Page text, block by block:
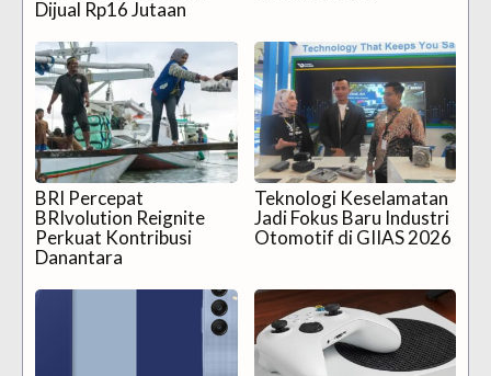
Dijual Rp16 Jutaan
BRI Percepat
BRIvolution Reignite
Perkuat Kontribusi
Danantara
Teknologi Keselamatan
Jadi Fokus Baru Industri
Otomotif di GIIAS 2026